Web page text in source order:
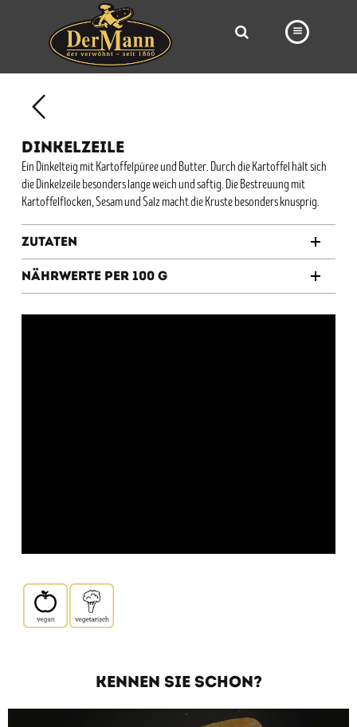
BROTWAY
KARRIERE
VIDEOS
DINKELZEILE
Ein Dinkelteig mit Kartoffelpüree und Butter. Durch die Kartoffel hält sich
die Dinkelzeile besonders lange weich und saftig. Die Bestreuung mit
Kartoffelflocken, Sesam und Salz macht die Kruste besonders knusprig.
Zutaten
Nährwerte per 100 g
KENNEN SIE SCHON?